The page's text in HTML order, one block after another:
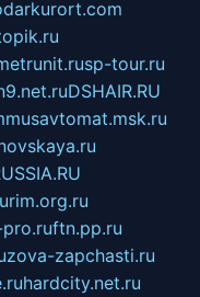
sp-tour.ru
DSHAIR.RU
musavtomat.msk.ru
rim.org.ru
ftn.pp.ru
zapchasti.ru
hardcity.net.ru